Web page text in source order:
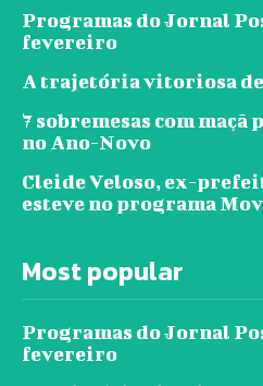
Programas do Jornal
fevereiro
A trajetória vitoriosa de
7 sobremesas com
no Ano-Novo
Cleide Veloso, ex-
esteve no programa
Most popular
Programas do Jornal
fevereiro